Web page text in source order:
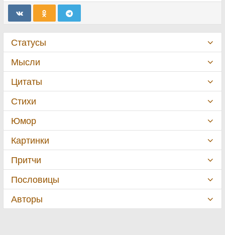
Статусы
Мысли
Цитаты
Стихи
Юмор
Картинки
Притчи
Пословицы
Авторы